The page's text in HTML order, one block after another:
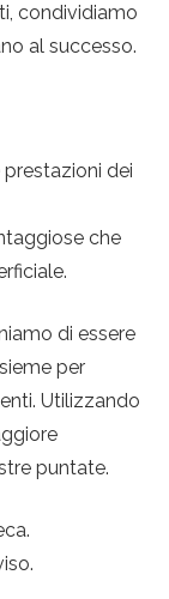
condividiamo
al successo.
dei
che
di essere
per
Utilizzando
puntate.